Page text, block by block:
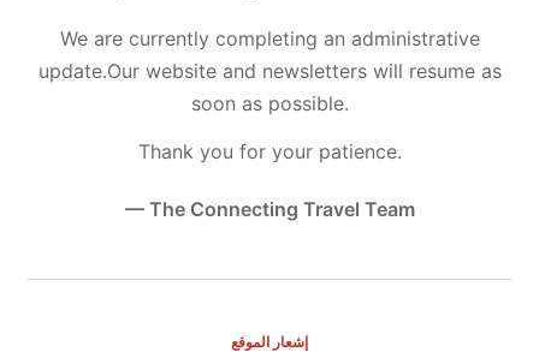
We are currently completing an administrative
update.Our website and newsletters will resume as
soon as possible.
Thank you for your patience.
— The Connecting Travel Team
إشعار الموقع